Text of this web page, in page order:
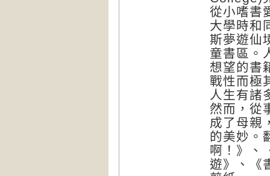
從小嗜書
大學時和
斯夢遊仙
童書區。
想望的書
戰性而極
人生有諸
然而，從
成了母親
的美妙。
啊！》、
遊》、《